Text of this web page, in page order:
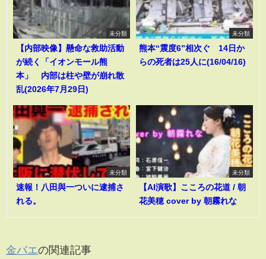
未分類
【内部映像】懸命な救助活動
が続く「イオンモール熊
本」 内部は柱や壁が崩れ散
乱(2026年7月29日)
未分類
熊本“震度6”相次ぐ 14日か
らの死者は25人に(16/04/16)
未分類
速報！八田與一ついに逮捕さ
れる。
未分類
【AI演歌】こころの花道 / 朝
花美穂 cover by 朝霧れな
金バエの関連記事